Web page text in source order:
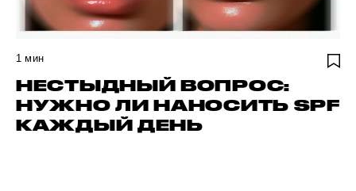
1 мин
НЕСТЫДНЫЙ ВОПРОС:
НУЖНО ЛИ НАНОСИТЬ SPF
КАЖДЫЙ ДЕНЬ